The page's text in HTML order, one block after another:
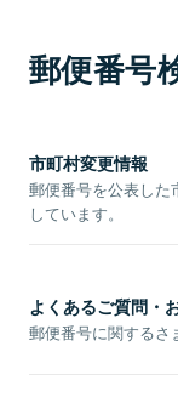
郵便番号
市町村変更情報
郵便番号を公表した
しています。
よくあるご質問・
郵便番号に関するさ